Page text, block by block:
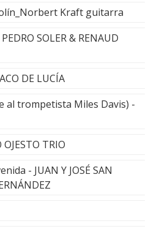
Kraft guitarra
SOLER & RENAUD
DE LUCÍA
al trompetista Miles Davis) -
TRIO
- JUAN Y JOSÉ SAN